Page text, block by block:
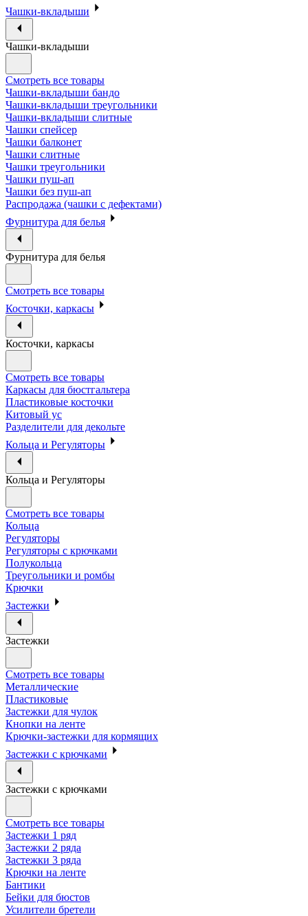
Чашки-вкладыши
Чашки-вкладыши
Смотреть все товары
Чашки-вкладыши бандо
Чашки-вкладыши треугольники
Чашки-вкладыши слитные
Чашки спейсер
Чашки балконет
Чашки слитные
Чашки треугольники
Чашки пуш-ап
Чашки без пуш-ап
Распродажа (чашки с дефектами)
Фурнитура для белья
Фурнитура для белья
Смотреть все товары
Косточки, каркасы
Косточки, каркасы
Смотреть все товары
Каркасы для бюстгальтера
Пластиковые косточки
Китовый ус
Разделители для декольте
Кольца и Регуляторы
Кольца и Регуляторы
Смотреть все товары
Кольца
Регуляторы
Регуляторы с крючками
Полукольца
Треугольники и ромбы
Крючки
Застежки
Застежки
Смотреть все товары
Металлические
Пластиковые
Застежки для чулок
Кнопки на ленте
Крючки-застежки для кормящих
Застежки с крючками
Застежки с крючками
Смотреть все товары
Застежки 1 ряд
Застежки 2 ряда
Застежки 3 ряда
Крючки на ленте
Бантики
Бейки для бюстов
Усилители бретели